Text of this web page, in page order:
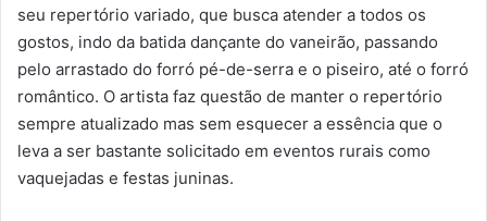
seu repertório variado, que busca atender a todos os
gostos, indo da batida dançante do vaneirão, passando
pelo arrastado do forró pé-de-serra e o piseiro, até o forró
romântico. O artista faz questão de manter o repertório
sempre atualizado mas sem esquecer a essência que o
leva a ser bastante solicitado em eventos rurais como
vaquejadas e festas juninas.